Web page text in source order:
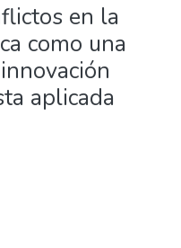
en la
como una
aplicada